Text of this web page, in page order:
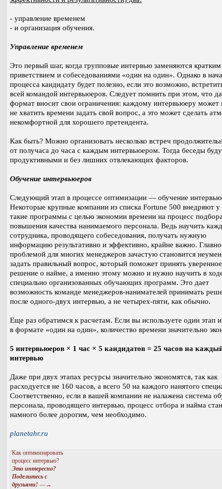
- управление временем
- и организация обучения.
Управление временем
Это первый шаг, когда групповые интервью заменяются кратким
приветствием и собеседованиями «один на один». Однако в
процесса кандидату будет полезно, если это возможно,
всей командой интервьюеров. Следует помнить при этом, что
формат вносит свои ограничения: каждому интервьюеру может
не хватить времени задать свой вопрос, а это может сделать
некомфортной для хорошего претендента.
Как быть? Можно организовать несколько встреч
от получаса до часа с каждым интервьюером. Тогда беседы
продуктивными и без лишних отвлекающих факторов.
Обучение интервьюеров
Следующий этап в процессе оптимизации — обучение
Некоторые крупные компании из списка Fortune 500 внедряют у
такие программы с целью экономии времени на процесс
повышения качества нанимаемого персонала. Ведь научить
сотрудника, проводящего собеседования, получать нужную
информацию результативно и эффективно, крайне важно.
проблемой для многих менеджеров зачастую становится
задать правильный вопрос, который поможет принять уверенное
решение о найме, а именно этому можно и нужно научить в
специально организованных обучающих программ. Это дает
возможность команде менеджеров-нанимателей принимать
после одного-двух интервью, а не четырех-пяти, как обычно.
Еще раз обратимся к расчетам. Если вы используете один этап
в формате «один на один», количество времени значительно
5 интервьюеров × 1 час × 5 кандидатов = 25 часов на
интервью
Даже при двух этапах ресурсы значительно экономятся, так как
расходуется не 160 часов, а всего 50 на каждого нанятого
Соответственно, если в вашей компании не налажена система
персонала, проводящего интервью, процесс отбора и найма
намного более дорогим, чем необходимо.
planetahr.ru
Как оптимизировать
процесс интервью?
Это интересно?
Поделитесь с
друзьями! —→